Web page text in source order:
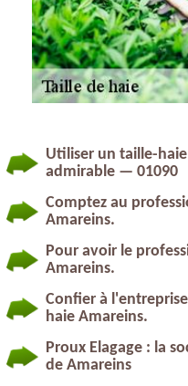
Utiliser un taille-
admirable — 01090
Comptez au
Amareins.
Pour avoir le
Amareins.
Confier à
haie Amareins.
Proux Elagage : la
de Amareins